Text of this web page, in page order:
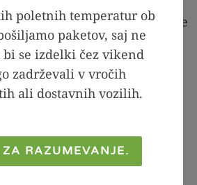
popivnamo kolobarje
da odstranimo sol in
jih zložimo na peki papir, ki
da se kolobarji ne bodo
za enostavno
po peki in preprečilo, da bi
180 stopinj Celzija in bučke
poletnih temperatur ob
paketov, saj ne
bi se izdelki čez vikend
zadrževali v vročih
ali dostavnih vozilih.
RAZUMEVANJE.